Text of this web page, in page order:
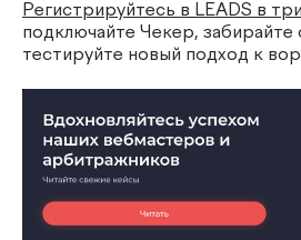
Регистрируйтесь в LEADS в
подключайте Чекер,
тестируйте новый подход к